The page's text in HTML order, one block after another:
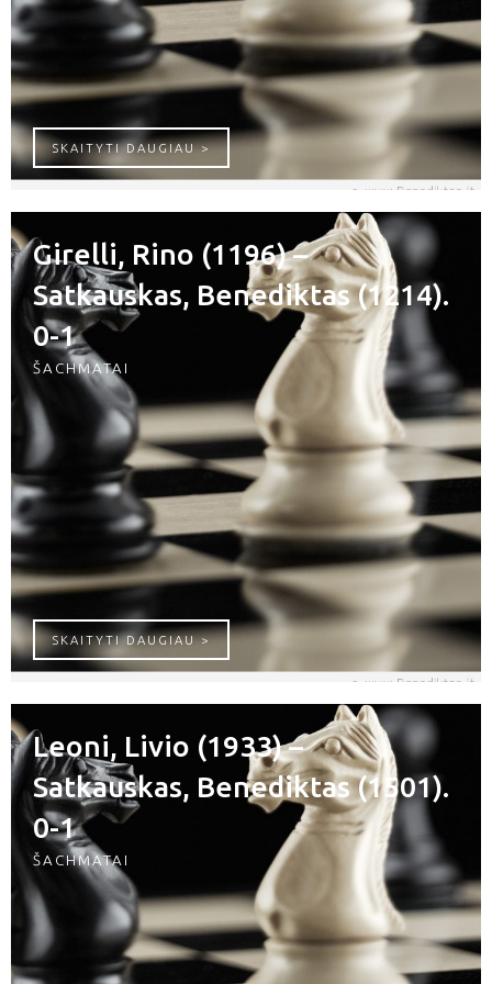
SKAITYTI DAUGIAU >SATKAUSKAS, BENEDIKTAS –
Girelli, Rino (1196) –
Satkauskas, Benediktas (1214).
0-1
ŠACHMATAI
SKAITYTI DAUGIAU >GIRELLI, RINO (1196) –
Leoni, Livio (1933) –
Satkauskas, Benediktas (1501).
0-1
ŠACHMATAI